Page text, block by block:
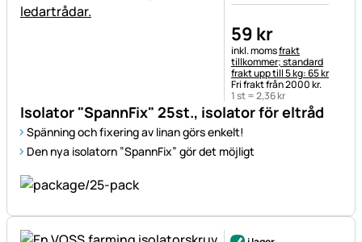
Isolator "SpannFix" 25st., isolator för eltråd
Spänning och fixering av linan görs enkelt!
Den nya isolatorn ”SpannFix” gör det möjligt
59 kr
Skatteinformation:
inkl. momsfrakt
tillkommer; standard
frakt upp till 5 kg: 65 kr
Fri frakt från 2000 kr.
1 st =2,36kr